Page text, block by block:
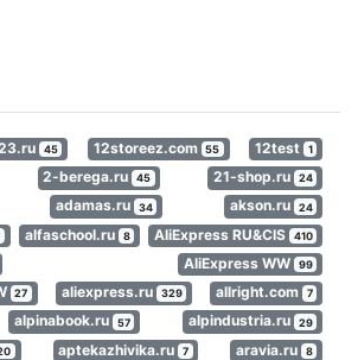
45 12storeez.com 55 12test 1
2-berega.ru 45 21-shop.ru 24
adamas.ru 34 akson.ru 24
alfaschool.ru 8 AliExpress RU&CIS 410
AliExpress WW 99
27 aliexpress.ru 329 allright.com 7
alpinabook.ru 57 alpindustria.ru 29
aptekazhivika.ru 7 aravia.ru 8